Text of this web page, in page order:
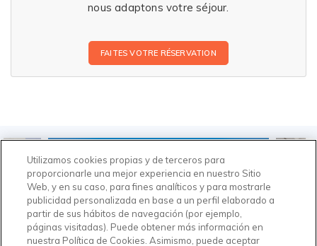
nous adaptons votre séjour.
FAITES VOTRE RÉSERVATION
Utilizamos cookies propias y de terceros para
proporcionarle una mejor experiencia en nuestro Sitio
Web, y en su caso, para fines analíticos y para mostrarle
publicidad personalizada en base a un perfil elaborado a
partir de sus hábitos de navegación (por ejemplo,
páginas visitadas). Puede obtener más información en
nuestra Política de Cookies. Asimismo, puede aceptar